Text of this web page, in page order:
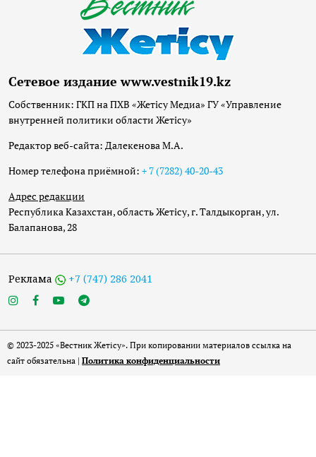
Сетевое издание www.vestnik19.kz
Собственник: ГКП на ПХВ «Жетісу Медиа» ГУ «Управление
внутренней политики области Жетісу»
Редактор веб-сайта: Далекенова М.А.
Номер телефона приёмной: + 7 (7282) 40-20-43
Адрес редакции
Республика Казахстан, область Жетісу, г. Талдыкорган, ул.
Балапанова, 28
Реклама +7 (747) 286 2041
© 2023-2025 «Вестник Жетісу». При копировании материалов ссылка на
сайт обязательна | Политика конфиденциальности